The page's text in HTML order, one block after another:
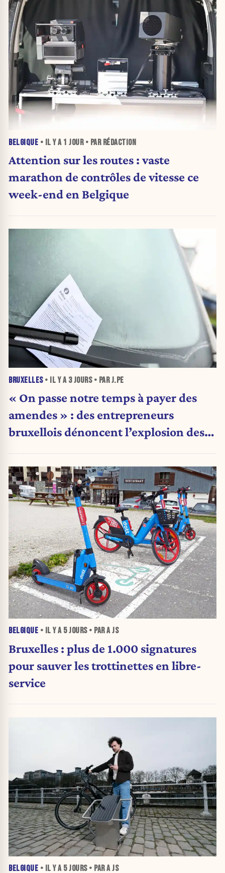
BELGIQUE • IL Y A 1 JOUR• PAR RÉDACTION
Attention sur les routes : vaste
marathon de contrôles de vitesse ce
week-end en Belgique
BRUXELLES• IL Y A 3 JOURS• PAR J.PE
« On passe notre temps à payer des
amendes » : des entrepreneurs
bruxellois dénoncent l’explosion des
BELGIQUE • IL Y A 5 JOURS• PAR A JS
Bruxelles : plus de 1.000 signatures
pour sauver les trottinettes en libre-
service
BELGIQUE • IL Y A 5 JOURS• PAR A JS